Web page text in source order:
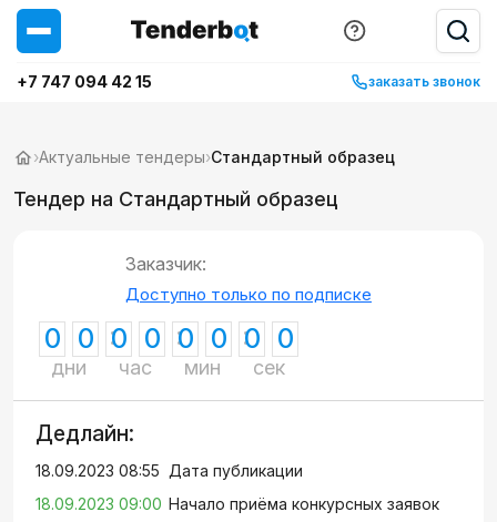
+7 747 094 42 15 заказать звонок
›Актуальные тендеры›Стандартный образец
Тендер на Стандартный образец
Заказчик:
Доступно только по подписке
0 0
дни
0 0
час
0 0
мин
0 0
сек
Дедлайн:
18.09.2023 08:55 Дата публикации
18.09.2023 09:00 Начало приёма конкурсных заявок